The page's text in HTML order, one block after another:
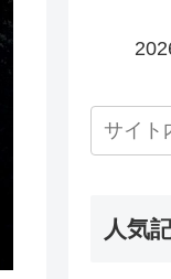
人気